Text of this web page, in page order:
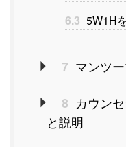
6.3 5W1H
7 マンツ
8 カウン
と説明